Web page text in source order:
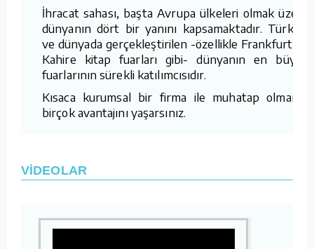
İhracat sahası, başta Avrupa ülkeleri olmak üzere
dünyanın dört bir yanını kapsamaktadır. Türkiye
ve dünyada gerçekleştirilen -özellikle Frankfurt ve
Kahire kitap fuarları gibi- dünyanın en büyük
fuarlarının sürekli katılımcısıdır.
Kısaca kurumsal bir firma ile muhatap olmanın
birçok avantajını yaşarsınız.
VİDEOLAR